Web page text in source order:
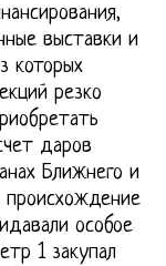
выставки и
которых
резко
даров
Ближнего и
происхождение
особое
1 закупал